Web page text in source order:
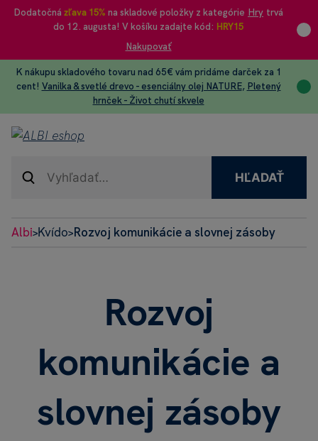
Dodatočná zľava 15% na skladové položky z kategórie Hry trvá
do 12. augusta! V košíku zadajte kód: HRY15
Nakupovať
K nákupu skladového tovaru nad 65€ vám pridáme darček za 1
cent! Vanilka & svetlé drevo - esenciálny olej NATURE, Pletený
hrnček - Život chutí skvele
HĽADAŤ
Albi>Kvído>Rozvoj komunikácie a slovnej zásoby
Rozvoj
komunikácie a
slovnej zásoby